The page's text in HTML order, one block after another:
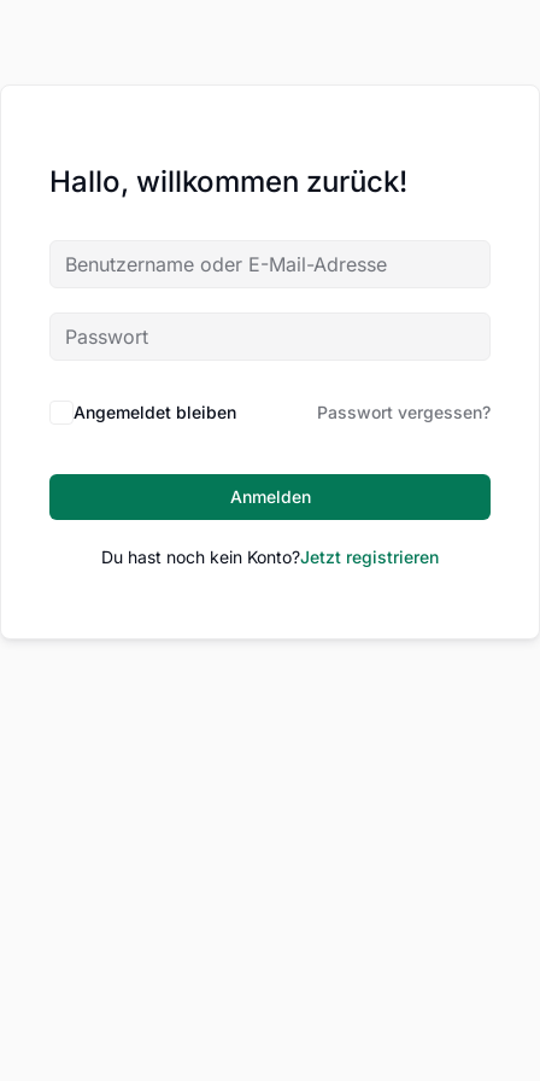
Hallo, willkommen zurück!
Angemeldet bleiben Passwort vergessen?
Anmelden
Du hast noch kein Konto?Jetzt registrieren